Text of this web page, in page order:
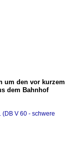
um den vor kurzem
dem Bahnhof
(DB V 60 - schwere